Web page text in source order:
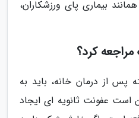
بیماری پای ورزشکاران،
کرد؟
پس از درمان خانه، باید به
است عفونت ثانویه ای ایجاد